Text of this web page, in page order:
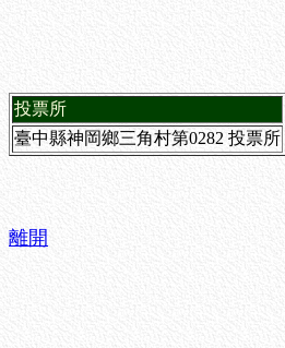
投票所
臺中縣神岡鄉三角村第0282 投票所
離開